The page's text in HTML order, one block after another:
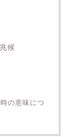
候
の意味につ